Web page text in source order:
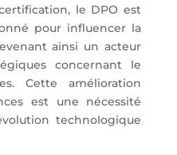
le DPO est
pour influencer la
ainsi un acteur
concernant le
Cette amélioration
est une nécessité
technologique